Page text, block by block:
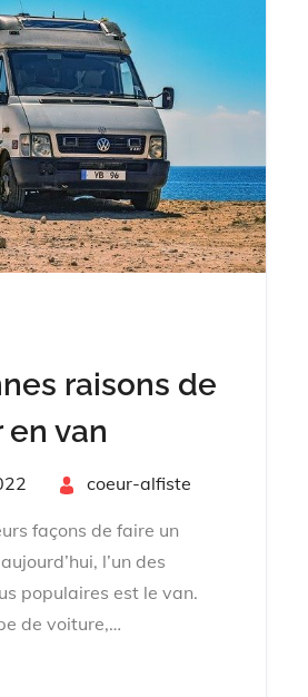
raisons de
en van
coeur-alfiste
façons de faire un
l’un des
populaires est le van.
de voiture,…